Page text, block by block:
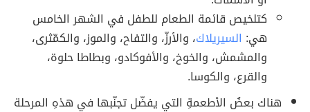
كتلخيص قائمة الطعام للطفل في الشهر الخامس
هي: السيريلاك، والأرزّ، والتفاح، والموز، والكمّثرى،
والمشمش، والخوخ، والأفوكادو، وبطاطا حلوة،
والقرع، والكوسا.
هناك بعضُ الأطعمةِ التي يفضّل تجنّبها في هذهِ المرحلة